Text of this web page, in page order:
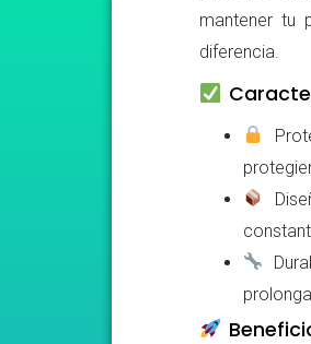
mantener tu
diferencia.